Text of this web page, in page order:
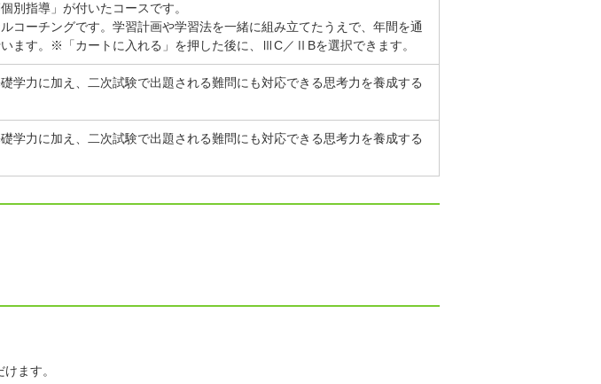
別指導」が付いたコースです。
コーチングです。学習計画や学習法を一緒に組み立てたうえで、年間を通
ます。※「カートに入れる」を押した後に、ⅢC／ⅡBを選択できます。
学力に加え、二次試験で出題される難問にも対応できる思考力を養成する
学力に加え、二次試験で出題される難問にも対応できる思考力を養成する
ます。